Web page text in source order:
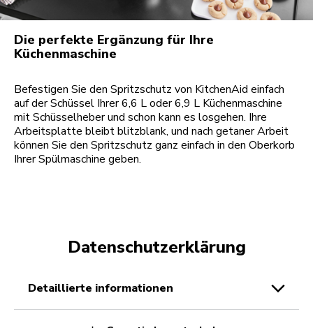
Die perfekte Ergänzung für Ihre
Küchenmaschine
Befestigen Sie den Spritzschutz von KitchenAid einfach
auf der Schüssel Ihrer 6,6 L oder 6,9 L Küchenmaschine
mit Schüsselheber und schon kann es losgehen. Ihre
Arbeitsplatte bleibt blitzblank, und nach getaner Arbeit
können Sie den Spritzschutz ganz einfach in den Oberkorb
Ihrer Spülmaschine geben.
Datenschutzerklärung
detaillierte informationen